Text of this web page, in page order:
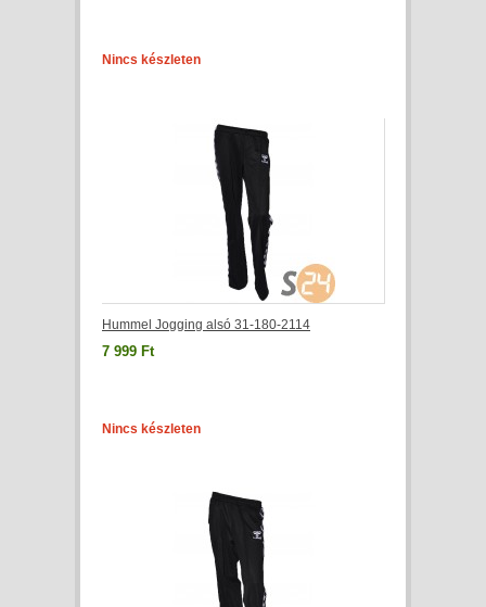
Nincs készleten
Hummel Jogging alsó 31-180-2114
7 999 Ft
Nincs készleten